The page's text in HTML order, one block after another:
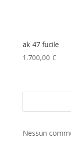
ak 47 fucile
1.700,00 €
Nessun